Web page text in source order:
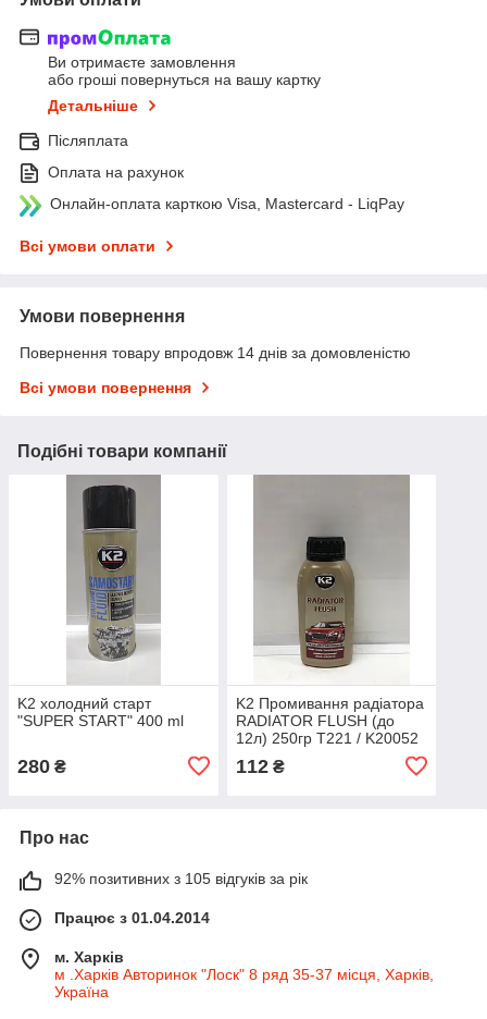
Ви отримаєте замовлення
або гроші повернуться на вашу картку
Детальніше
Післяплата
Оплата на рахунок
Онлайн-оплата карткою Visa, Mastercard - LiqPay
Всі умови оплати
Умови повернення
Повернення товару впродовж 14 днів за домовленістю
Всі умови повернення
Подібні товари компанії
K2 холодний старт
"SUPER START" 400 ml
280 ₴
K2 Промивання радіатора
RADIATOR FLUSH (до
12л) 250гр T221 / K20052
112₴
Про нас
92% позитивних з 105 відгуків за рік
Працює з 01.04.2014
м. Харків
м .Харків Авторинок "Лоск" 8 ряд 35-37 місця, Харків,
Україна